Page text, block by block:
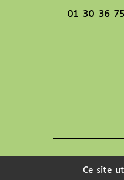
01 30 36
Ce site